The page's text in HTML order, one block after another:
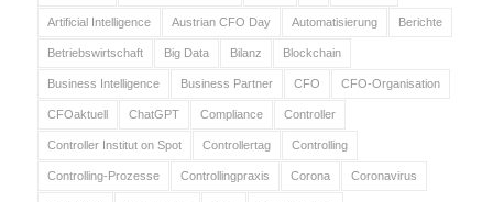
Artificial Intelligence Austrian CFO Day Automatisierung Berichte
Betriebswirtschaft Big Data Bilanz Blockchain
Business Intelligence Business Partner CFO CFO-Organisation
CFOaktuell ChatGPT Compliance Controller
Controller Institut on Spot Controllertag Controlling
Controlling-Prozesse Controllingpraxis Corona Coronavirus